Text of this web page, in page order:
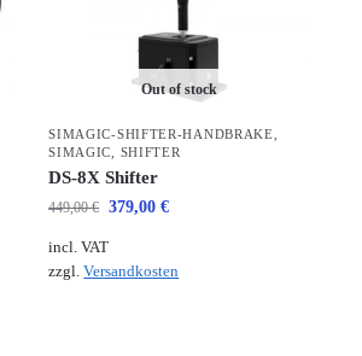
Out of stock
SIMAGIC-SHIFTER-HANDBRAKE
SIMAGIC
SHIFTER
DS-8X Shifter
449,00€ 379,00€
incl. VAT
zzgl.Versandkosten